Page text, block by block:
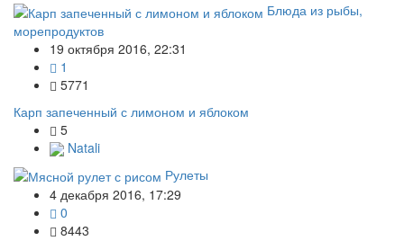
Блюда из рыбы,
морепродуктов
19 октября 2016, 22:31
1
5771
Карп запеченный с лимоном и яблоком
5
Natali
Рулеты
4 декабря 2016, 17:29
0
8443